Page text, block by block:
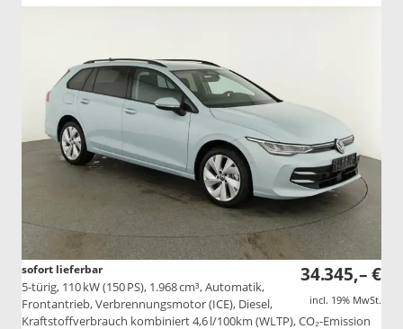
34.345,– €
incl. 19% MwSt.
sofort lieferbar
5-türig, 110 kW (150 PS), 1.968 cm³, Automatik,
Frontantrieb, Verbrennungsmotor (ICE), Diesel,
Kraftstoffverbrauch kombiniert 4,6 l/100km (WLTP), CO₂-Emission